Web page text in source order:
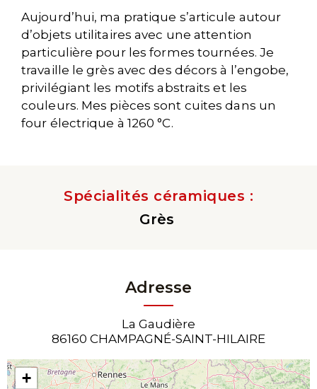
Aujourd’hui, ma pratique s’articule autour
d’objets utilitaires avec une attention
particulière pour les formes tournées. Je
travaille le grès avec des décors à l’engobe,
privilégiant les motifs abstraits et les
couleurs. Mes pièces sont cuites dans un
four électrique à 1260 °C.
Spécialités céramiques :
Grès
Adresse
La Gaudière
86160 CHAMPAGNÉ-SAINT-HILAIRE
+